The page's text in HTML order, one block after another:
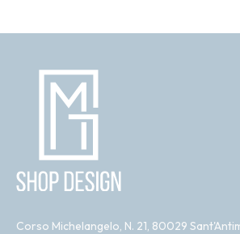
Corso Michelangelo, N. 21, 80029